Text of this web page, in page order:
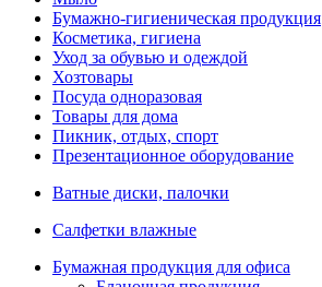
Бумажно-гигиеническая продукция
Косметика, гигиена
Уход за обувью и одеждой
Хозтовары
Посуда одноразовая
Товары для дома
Пикник, отдых, спорт
Презентационное оборудование
Ватные диски, палочки
Салфетки влажные
Бумажная продукция для офиса